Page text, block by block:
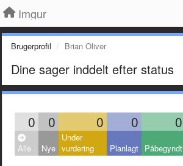
Imgur
Brugerprofil Brian Oliver
Dine sager inddelt efter status
0 0 0 0 0
Alle Nye
Under
vurdering
Planlagt Påbegyndt